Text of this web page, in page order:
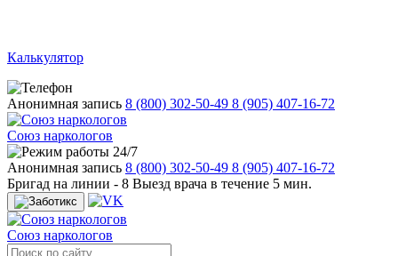
Калькулятор
Анонимная запись 8 (800) 302-50-49 8 (905) 407-16-72
Союз наркологов
24/7
Анонимная запись 8 (800) 302-50-49 8 (905) 407-16-72
Бригад на линии - 8 Выезд врача в течение 5 мин.
Союз наркологов